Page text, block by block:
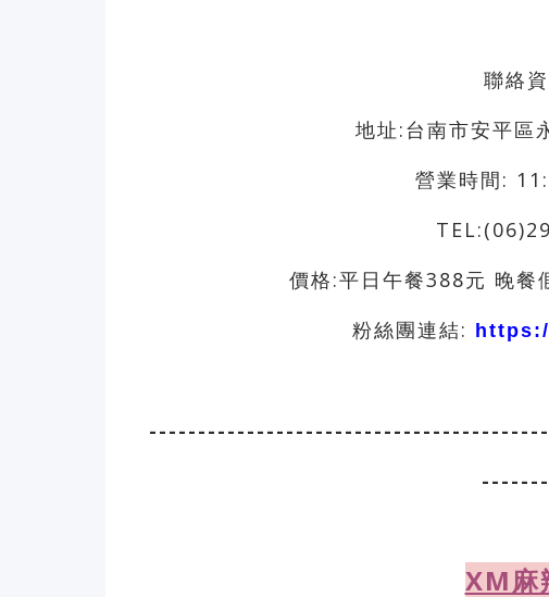
聯絡
地址:台南市安平區
營業時間:
價格:平日午餐388元 晚餐
粉絲團連結:
XM麻